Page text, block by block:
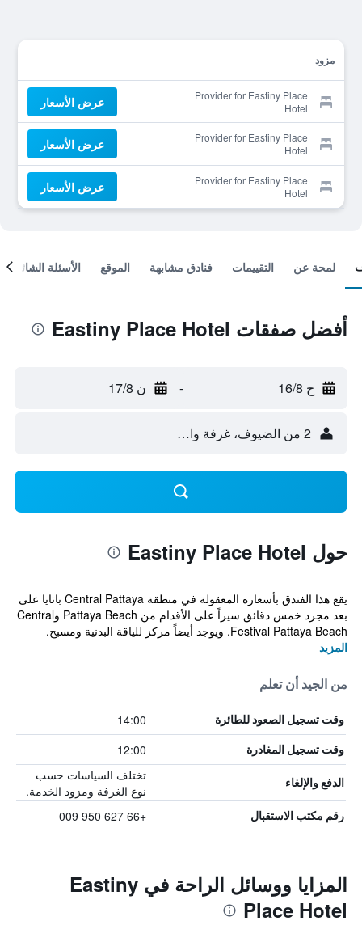
مزود
Provider for Eastiny Place
Hotel
عرض الأسعار
Provider for Eastiny Place
Hotel
عرض الأسعار
Provider for Eastiny Place
Hotel
عرض الأسعار
لمحة عن التقييمات فنادق مشابهة الموقع الأسئلة الشائعة
أفضل صفقات Eastiny Place Hotel
ح 16/8 - ن 17/8
2 من الضيوف، غرفة واحدة
حول Eastiny Place Hotel
يقع هذا الفندق بأسعاره المعقولة في منطقة Central Pattaya باتايا على
بعد مجرد خمس دقائق سيراً على الأقدام من Pattaya Beach وCentral
Festival Pattaya Beach. ويوجد أيضاً مركز للياقة البدنية ومسبح.
المزيد
من الجيد أن تعلم
وقت تسجيل الصعود للطائرة 14:00
وقت تسجيل المغادرة 12:00
الدفع والإلغاء
تختلف السياسات حسب
نوع الغرفة ومزود الخدمة.
رقم مكتب الاستقبال +66 627 950 009
المزايا ووسائل الراحة في Eastiny
Place Hotel